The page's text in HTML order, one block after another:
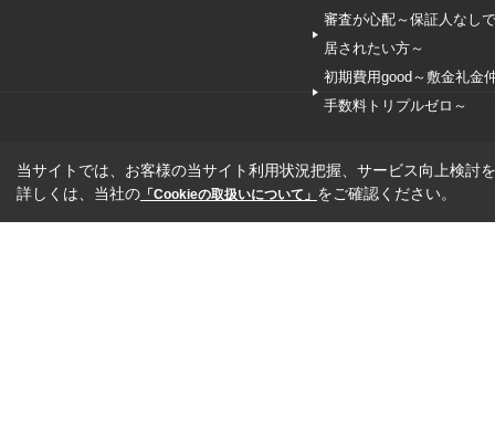
審査が心配～保証人なし
居されたい方～
初期費用good～敷金礼金
手数料トリプルゼロ～
当サイトでは、お客様の当サイト利用状況把握、サービス向上検討
詳しくは、当社の 「Cookieの取扱いについて」 をご確認ください。